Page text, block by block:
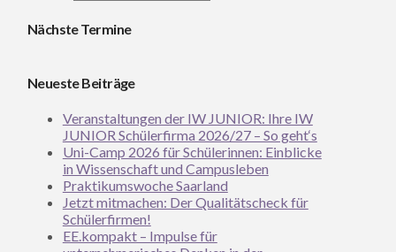
Nächste Termine
Neueste Beiträge
Veranstaltungen der IW JUNIOR: Ihre IW
JUNIOR Schülerfirma 2026/27 – So geht‘s
Uni-Camp 2026 für Schülerinnen: Einblicke
in Wissenschaft und Campusleben
Praktikumswoche Saarland
Jetzt mitmachen: Der Qualitätscheck für
Schülerfirmen!
EE.kompakt – Impulse für